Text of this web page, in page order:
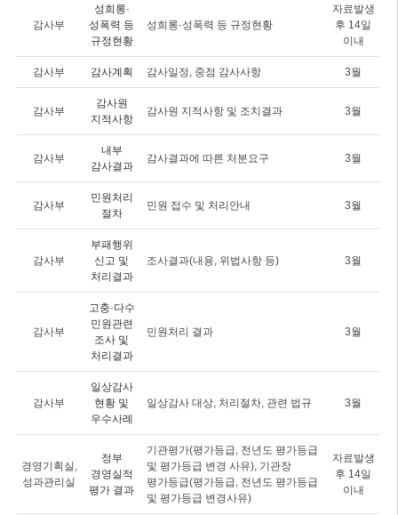
감사부
성희롱·
성폭력 등
규정현황
성희롱·성폭력 등 규정현황
자료발생
후 14일
이내
감사부 감사계획 감사일정, 중점 감사사항 3월
감사부
감사원
지적사항
감사원 지적사항 및 조치결과 3월
감사부
내부
감사결과
감사결과에 따른 처분요구 3월
감사부
민원처리
절차
민원 접수 및 처리안내 3월
감사부
부패행위
신고 및
처리결과
조사결과(내용, 위법사항 등) 3월
감사부
고충·다수
민원관련
조사 및
처리결과
민원처리 결과 3월
감사부
일상감사
현황 및
우수사례
일상감사 대상, 처리절차, 관련 법규 3월
경영기획실,
성과관리실
정부
경영실적
평가 결과
기관평가(평가등급, 전년도 평가등급
및 평가등급 변경 사유), 기관장
평가등급(평가등급, 전년도 평가등급
및 평가등급 변경사유)
자료발생
후 14일
이내